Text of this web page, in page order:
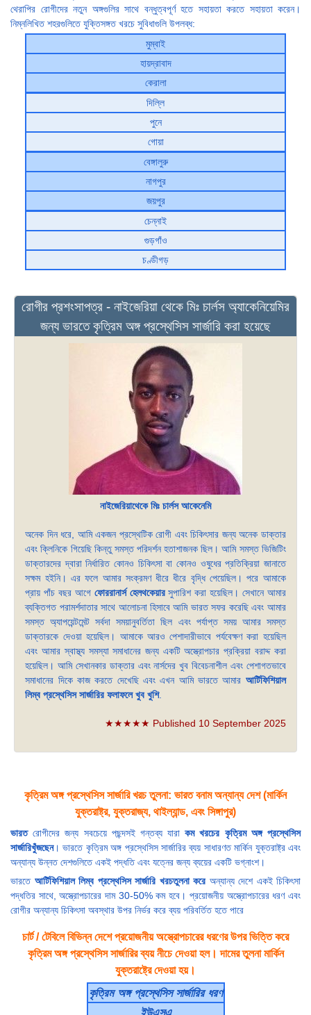
থেরাপির রোগীদের নতুন অঙ্গগুলির সাথে বন্ধুত্বপূর্ণ হতে সহায়তা করতে সহায়তা করেন।
নিম্নলিখিত শহরগুলিতে যুক্তিসঙ্গত খরচে সুবিধাগুলি উপলব্ধ:
মুম্বাই
হায়দ্রাবাদ
কেরালা
দিল্লি
পুনে
গোয়া
বেঙ্গালুরু
নাগপুর
জয়পুর
চেন্নাই
গুড়গাঁও
চণ্ডীগড়
রোগীর প্রশংসাপত্র - নাইজেরিয়া থেকে মিঃ চার্লস অ্যাকেনিয়েমির
জন্য ভারতে কৃত্রিম অঙ্গ প্রস্থেসিস সার্জারি করা হয়েছে
নাইজেরিয়াথেকে মিঃ চার্লস আকেনেমি
অনেক দিন ধরে, আমি একজন প্রস্থেটিক রোগী এবং চিকিৎসার জন্য অনেক ডাক্তার
এবং ক্লিনিকে গিয়েছি কিন্তু সমস্ত পরিদর্শন হতাশাজনক ছিল। আমি সমস্ত ভিজিটিং
ডাক্তারদের দ্বারা নির্ধারিত কোনও চিকিৎসা বা কোনও ওষুধের প্রতিক্রিয়া জানাতে
সক্ষম হইনি। এর ফলে আমার সংক্রমণ ধীরে ধীরে বৃদ্ধি পেয়েছিল। পরে আমাকে
প্রায় পাঁচ বছর আগে ফোররানার্স হেলথকেয়ারসুপারিশ করা হয়েছিল। সেখানে আমার
ব্যক্তিগত পরামর্শদাতার সাথে আলোচনা হিসাবে আমি ভারত সফর করেছি এবং আমার
সমস্ত অ্যাপয়েন্টমেন্ট সর্বদা সময়ানুবর্তিতা ছিল এবং পর্যাপ্ত সময় আমার সমস্ত
ডাক্তারকে দেওয়া হয়েছিল। আমাকে আরও পেশাদারীভাবে পর্যবেক্ষণ করা হয়েছিল
এবং আমার স্বাস্থ্য সমস্যা সমাধানের জন্য একটি অস্ত্রোপচার প্রক্রিয়া বরাদ্দ করা
হয়েছিল। আমি সেখানকার ডাক্তার এবং নার্সদের খুব বিবেচনাশীল এবং পেশাগতভাবে
সমাধানের দিকে কাজ করতে দেখেছি এবং এখন আমি ভারতে আমার আর্টিফিশিয়াল
লিম্ব প্রস্থেসিস সার্জারির ফলাফলে খুব খুশি.
★★★★★ Published 10 September 2025
কৃত্রিম অঙ্গ প্রস্থেসিস সার্জারি খরচ তুলনা: ভারত বনাম অন্যান্য দেশ (মার্কিন
যুক্তরাষ্ট্র, যুক্তরাজ্য, থাইল্যান্ড, এবং সিঙ্গাপুর)
ভারতরোগীদের জন্য সবচেয়ে পছন্দসই গন্তব্য যারাকম খরচের কৃত্রিম অঙ্গ প্রস্থেসিস
সার্জারিখুঁজছেন। ভারতে কৃত্রিম অঙ্গ প্রস্থেসিস সার্জারির ব্যয় সাধারণত মার্কিন যুক্তরাষ্ট্র এবং
অন্যান্য উন্নত দেশগুলিতে একই পদ্ধতি এবং যত্নের জন্য ব্যয়ের একটি ভগ্নাংশ।
ভারতে আর্টিফিশিয়াল লিম্ব প্রস্থেসিস সার্জারি খরচতুলনা করে অন্যান্য দেশে একই চিকিৎসা
পদ্ধতির সাথে, অস্ত্রোপচারের দাম 30-50% কম হবে। প্রয়োজনীয় অস্ত্রোপচারের ধরণ এবং
রোগীর অন্যান্য চিকিৎসা অবস্থার উপর নির্ভর করে ব্যয় পরিবর্তিত হতে পারে
চার্ট / টেবিলে বিভিন্ন দেশে প্রয়োজনীয় অস্ত্রোপচারের ধরণের উপর ভিত্তি করে
কৃত্রিম অঙ্গ প্রস্থেসিস সার্জারির ব্যয় নীচে দেওয়া হল। দামের তুলনা মার্কিন
যুক্তরাষ্ট্রে দেওয়া হয়।
কৃত্রিম অঙ্গ প্রস্থেসিস সার্জারির ধরণ
ইউএসএ